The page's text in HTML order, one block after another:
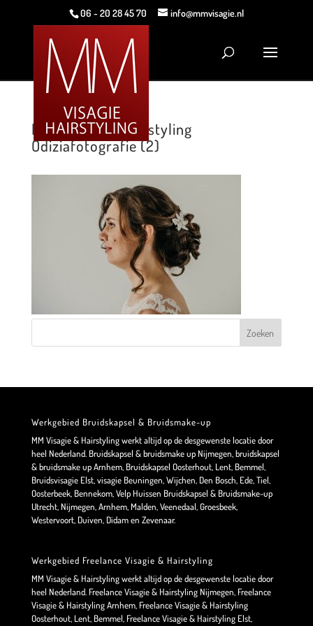
06 - 20 28 45 70 info@mmvisagie.nl
MM Visagie & Hairstyling
Odiziafotografie (2)
Werkgebied Bruidskapsel & Bruidsmake-up
MM Visagie & Hairstyling werkt altijd op de desgewenste locatie door
heel Nederland. Bruidskapsel & bruidsmake up Nijmegen, bruidskapsel
& bruidsmake up Arnhem, Bruidskapsel Oosterhout, Lent, Bemmel,
Bruidsvisagie Elst, visagie Beuningen, Wijchen, Den Bosch, Ede, Tiel,
Oosterbeek, Bennekom, Velp Huissen Bruidskapsel & Bruidsmake-up
Utrecht, Nijmegen, Arnhem, Malden, Veenedaal, Groesbeek,
Westervoort, Duiven, Didam en Zevenaar.
Werkgebied Freelance Visagie & Hairstyling
MM Visagie & Hairstyling werkt altijd op de desgewenste locatie door
heel Nederland. Freelance Visagie & Hairstyling Nijmegen, Freelance
Visagie & Hairstyling Arnhem, Freelance Visagie & Hairstyling
Oosterhout, Lent, Bemmel, Freelance Visagie & Hairstyling Elst,